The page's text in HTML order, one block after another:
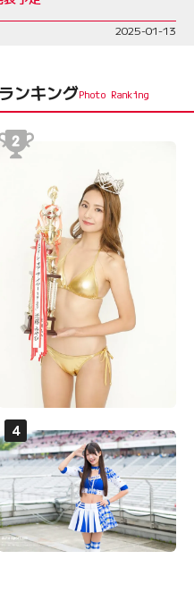
2025-01-13
ンキング